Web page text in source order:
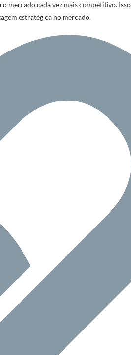
mercado cada vez mais competitivo.
estratégica no mercado.